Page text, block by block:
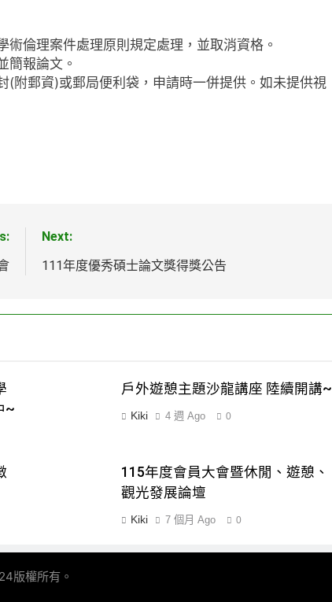
倫理案件處理原則規定處理，並取消資格。
簡報論文。
(附郵資)或郵局便利袋，申請時一併提供。如未提供視
Next:
111年度優秀碩士論文獎得獎公告
~
戶外遊憩主題沙龍講座 陸續開講~
Kiki 4 週 Ago 0
115年度會員大會暨休閒、遊憩、
觀光發展論壇
Kiki 7 個月 Ago 0
版權所有。